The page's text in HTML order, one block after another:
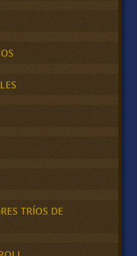
TRÍOS DE